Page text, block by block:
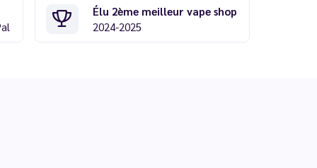
Élu 2ème meilleur vape shop
2024-2025